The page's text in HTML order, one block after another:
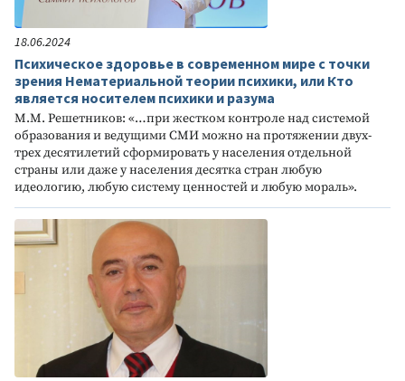
18.06.2024
Психическое здоровье в современном мире с точки
зрения Нематериальной теории психики, или Кто
является носителем психики и разума
М.М. Решетников: «…при жестком контроле над системой
образования и ведущими СМИ можно на протяжении двух-
трех десятилетий сформировать у населения отдельной
страны или даже у населения десятка стран любую
идеологию, любую систему ценностей и любую мораль».